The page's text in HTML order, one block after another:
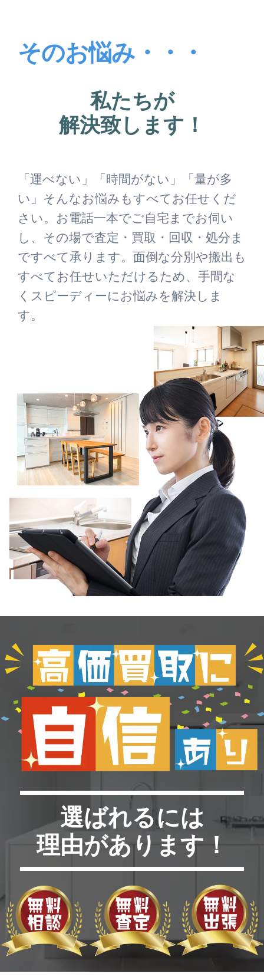
そのお悩み・・・
私たちが
解決致します！
「運べない」「時間がない」「量が多
い」そんなお悩みもすべてお任せくだ
さい。お電話一本でご自宅までお伺い
し、その場で査定・買取・回収・処分ま
ですべて承ります。面倒な分別や搬出も
すべてお任せいただけるため、手間な
くスピーディーにお悩みを解決しま
す。
選ばれるには
理由があります！